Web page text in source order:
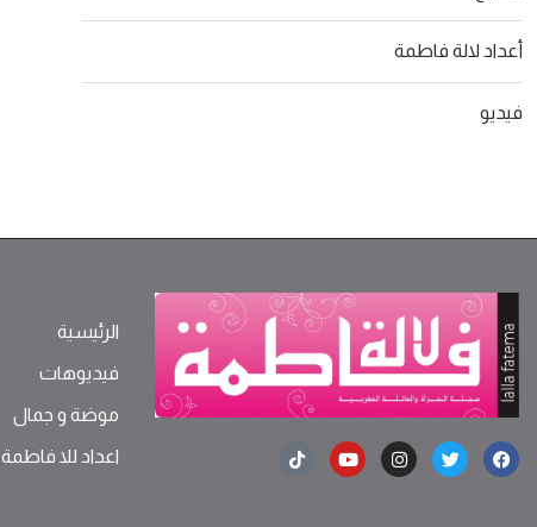
أعداد لالة فاطمة
فيديو
الرئيسية
فيديوهات
موضة ‫و‬ ‫‬‫جمال‬
اعداد للا فاطمة